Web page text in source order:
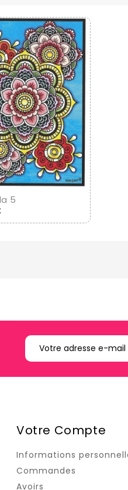
Au Panier
5
Prix
Votre Compte
Informations
Commandes
Avoirs